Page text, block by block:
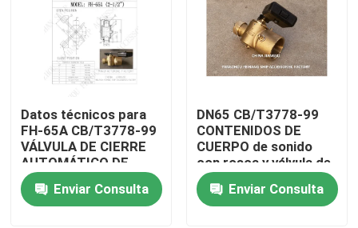
Inicio
Productos
Datos técnicos para
FH-65A CB/T3778-99
VÁLVULA DE CIERRE
AUTOMÁTICO DE
SONDEO Y GRIFO DE
SONDEO CON
EXTREMOS
Enviar Consulta
DN65 CB/T3778-99
CONTENIDOS DE
CUERPO de sonido
con rosca y válvula de
cierre automático de
sonido para tubos de
sonido
Enviar Consulta